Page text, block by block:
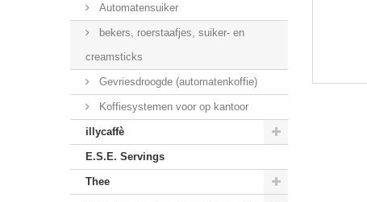
Automatensuiker
bekers, roerstaafjes, suiker- en
creamsticks
Gevriesdroogde (automatenkoffie)
Koffiesystemen voor op kantoor
illycaffè
E.S.E. Servings
Thee